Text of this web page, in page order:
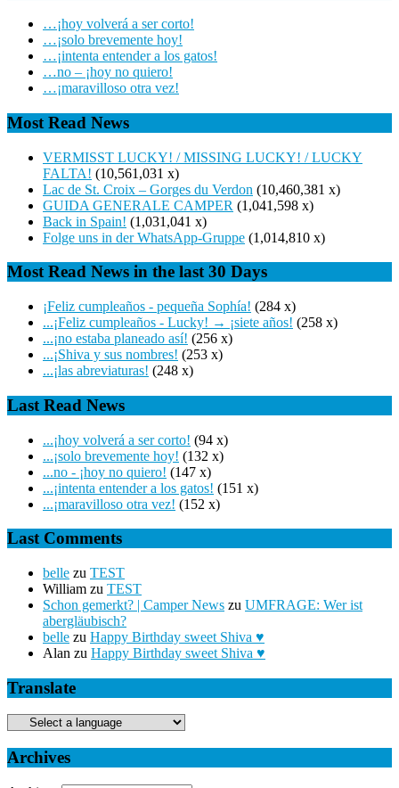
…¡hoy volverá a ser corto!
…¡solo brevemente hoy!
…¡intenta entender a los gatos!
…no – ¡hoy no quiero!
…¡maravilloso otra vez!
Most Read News
VERMISST LUCKY! / MISSING LUCKY! / LUCKY
FALTA! (10,561,031 x)
Lac de St. Croix – Gorges du Verdon (10,460,381 x)
GUIDA GENERALE CAMPER (1,041,598 x)
Back in Spain! (1,031,041 x)
Folge uns in der WhatsApp-Gruppe (1,014,810 x)
Most Read News in the last 30 Days
¡Feliz cumpleaños - pequeña Sophía! (284 x)
...¡Feliz cumpleaños - Lucky! → ¡siete años! (258 x)
...¡no estaba planeado así! (256 x)
...¡Shiva y sus nombres! (253 x)
...¡las abreviaturas! (248 x)
Last Read News
...¡hoy volverá a ser corto! (94 x)
...¡solo brevemente hoy! (132 x)
...no - ¡hoy no quiero! (147 x)
...¡intenta entender a los gatos! (151 x)
...¡maravilloso otra vez! (152 x)
Last Comments
belle zu TEST
William zu TEST
Schon gemerkt? | Camper News zu UMFRAGE: Wer ist
abergläubisch?
belle zu Happy Birthday sweet Shiva ♥
Alan zu Happy Birthday sweet Shiva ♥
Translate
Archives